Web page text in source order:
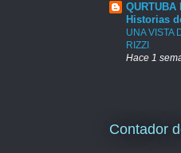
QURTUBA
Historias
UNA VISTA
RIZZI
Hace 1
Contador